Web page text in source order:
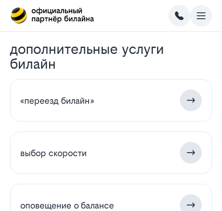
дополнительные услуги
билайн
«переезд билайн»
выбор скорости
оповещение о балансе